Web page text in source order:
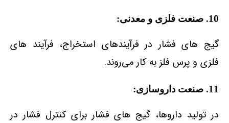
10. صنعت فلزی و معدنی:
گیج‌ های فشار در فرآیندهای استخراج، فرآیند های
فلزی و پرس فلز به کار می‌روند.
11. صنعت داروسازی:
در تولید داروها، گیج‌ های فشار برای کنترل فشار در